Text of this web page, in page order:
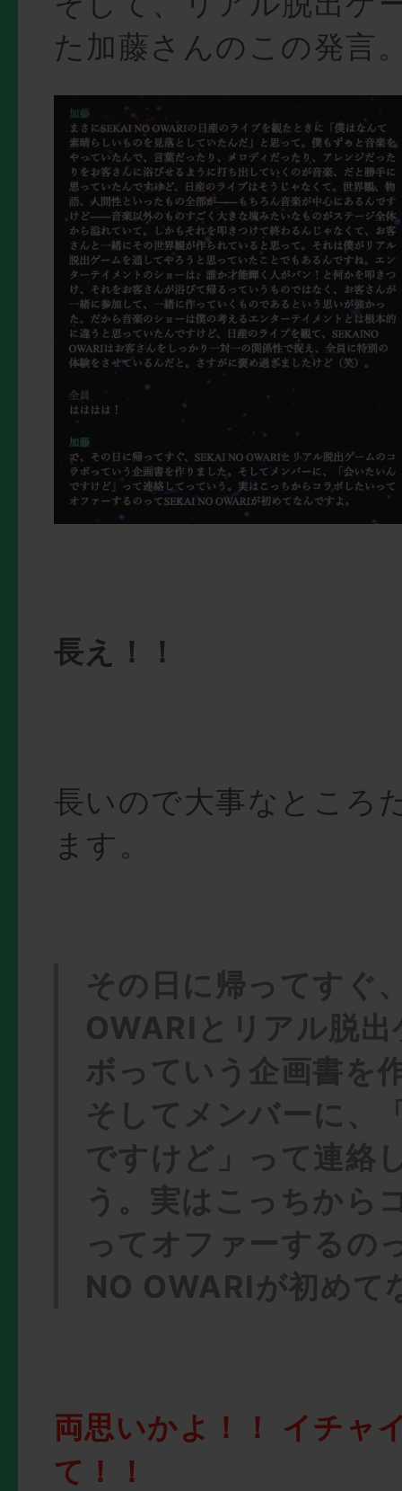
た加藤さんのこの発言
長え！！
長いので大事なところ
ます。
その日に帰ってすぐ
OWARIとリアル脱
ボっていう企画書を
そしてメンバーに、
ですけど」って連絡
う。実はこっちから
ってオファーするの
NO OWARIが初めて
両思いかよ！！ イチャ
て！！